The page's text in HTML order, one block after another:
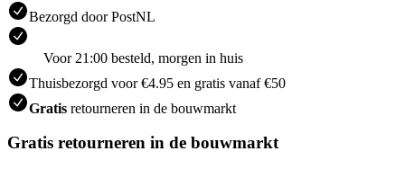
Bezorgd door PostNL
Voor 21:00 besteld, morgen in huis
Thuisbezorgd voor €4.95 en gratis vanaf €50
Gratis retourneren in de bouwmarkt
Gratis retourneren in de bouwmarkt